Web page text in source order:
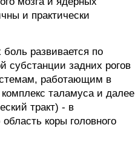
и практически
развивается по
субстанции задних рогов
работающим в
таламуса и далее
тракт) - в
коры головного